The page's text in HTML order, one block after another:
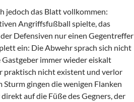
jedoch das Blatt vollkommen:
Angriffsfußball spielte, das
Defensiven nur einen Gegentreffer
ein: Die Abwehr sprach sich nicht
immer wieder eiskalt
praktisch nicht existent und verlor
gingen die wenigen Flanken
auf die Füße des Gegners, der